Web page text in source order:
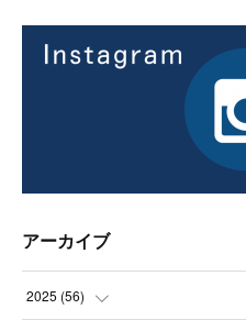
アーカイブ
2025 (56)